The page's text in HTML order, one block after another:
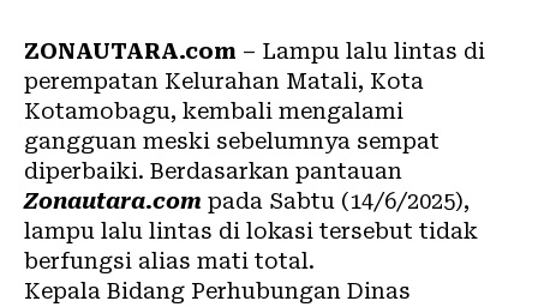
ZONAUTARA.com – Lampu lalu lintas di
perempatan Kelurahan Matali, Kota
Kotamobagu, kembali mengalami
gangguan meski sebelumnya sempat
diperbaiki. Berdasarkan pantauan
Zonautara.com pada Sabtu (14/6/2025),
lampu lalu lintas di lokasi tersebut tidak
berfungsi alias mati total.
Kepala Bidang Perhubungan Dinas